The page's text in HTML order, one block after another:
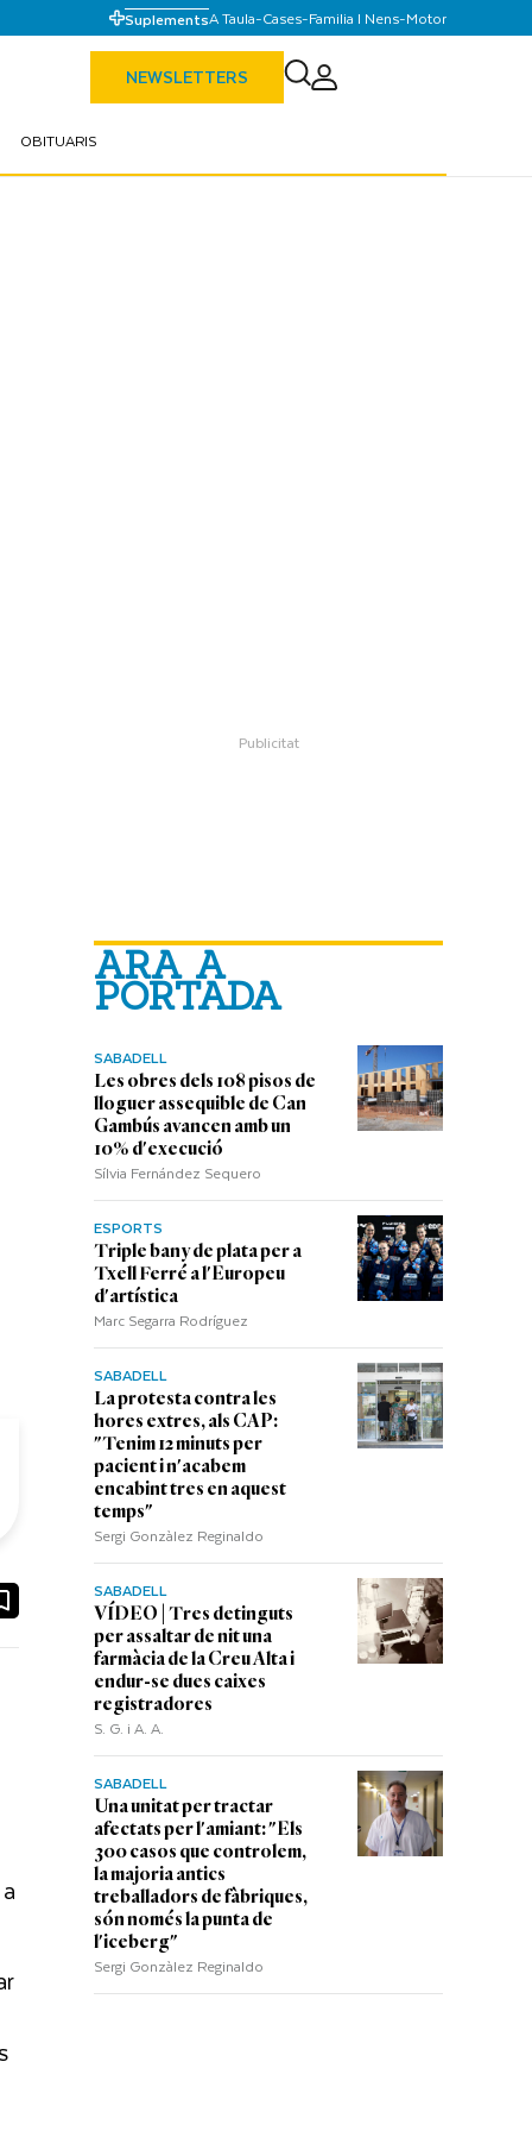
SuplementsA Taula-Cases-Familia I Nens-Motor
NEWSLETTERS
OBITUARIS
ARA A
PORTADA
SABADELL
Les obres dels 108 pisos de
lloguer assequible de Can
Gambús avancen amb un
10% d'execució
Sílvia Fernández Sequero
ESPORTS
Triple bany de plata per a
Txell Ferré a l'Europeu
d'artística
Marc Segarra Rodríguez
SABADELL
La protesta contra les
hores extres, als CAP:
"Tenim 12 minuts per
pacient i n'acabem
encabint tres en aquest
temps"
Sergi Gonzàlez Reginaldo
SABADELL
VÍDEO | Tres detinguts
per assaltar de nit una
farmàcia de la Creu Alta i
endur-se dues caixes
registradores
S. G. i A. A.
SABADELL
Una unitat per tractar
afectats per l'amiant: "Els
300 casos que controlem,
la majoria antics
treballadors de fàbriques,
són només la punta de
l'iceberg"
Sergi Gonzàlez Reginaldo